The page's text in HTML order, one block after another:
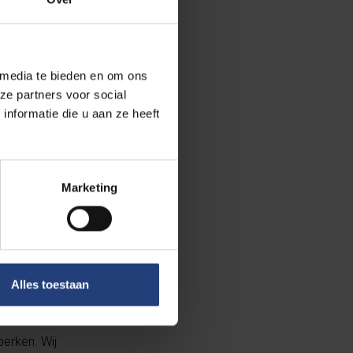
te bieden en om ons
partners voor social
die u aan ze heeft
Marketing
Alles toestaan
patiënt”, vult
van de
learning
grotere
onder
in combinatie
kijken en
Wij